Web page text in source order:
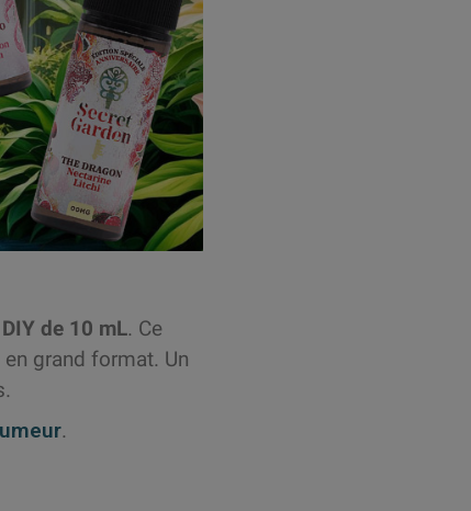
de 10 mL. Ce
grand format. Un
.